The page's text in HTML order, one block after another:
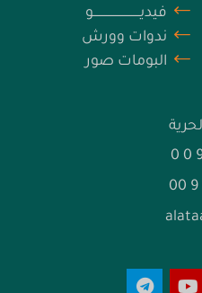
فيديــــــــــــــــــــــــــو
ندوات وورش
البومات صور